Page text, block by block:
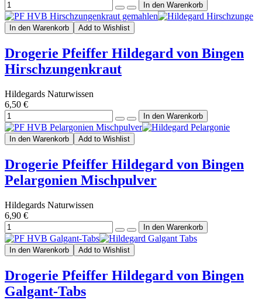
In den Warenkorb Add to Wishlist
Drogerie Pfeiffer Hildegard von Bingen
Hirschzungenkraut
Hildegards Naturwissen
6,50 €
In den Warenkorb Add to Wishlist
Drogerie Pfeiffer Hildegard von Bingen
Pelargonien Mischpulver
Hildegards Naturwissen
6,90 €
In den Warenkorb Add to Wishlist
Drogerie Pfeiffer Hildegard von Bingen
Galgant-Tabs